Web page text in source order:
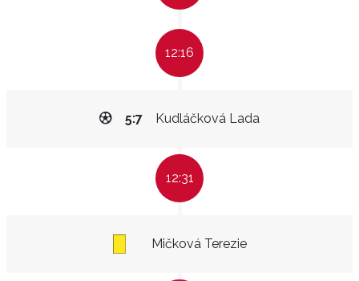
12:16
Kudláčková Lada
5:7
12:31
Mičková Terezie